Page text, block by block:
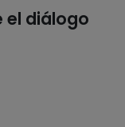
el diálogo